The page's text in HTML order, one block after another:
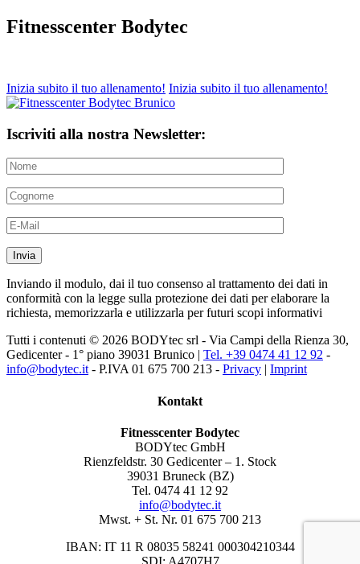
Fitnesscenter Bodytec
Inizia subito il tuo allenamento! Inizia subito il tuo allenamento!
Iscriviti alla nostra Newsletter:
Inviando il modulo, dai il tuo consenso al trattamento dei dati in
conformità con la legge sulla protezione dei dati per elaborare la
richiesta, memorizzarla e utilizzarla per futuri scopi informativi
Tutti i contenuti © 2026 BODYtec srl - Via Campi della Rienza 30,
Gedicenter - 1° piano 39031 Brunico | Tel. +39 0474 41 12 92 -
info@bodytec.it - P.IVA 01 675 700 213 - Privacy | Imprint
Kontakt
Fitnesscenter Bodytec
BODYtec GmbH
Rienzfeldstr. 30 Gedicenter – 1. Stock
39031 Bruneck (BZ)
Tel. 0474 41 12 92
info@bodytec.it
Mwst. + St. Nr. 01 675 700 213
IBAN: IT 11 R 08035 58241 000304210344
SDI: A4707H7